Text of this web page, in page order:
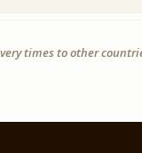
times to other